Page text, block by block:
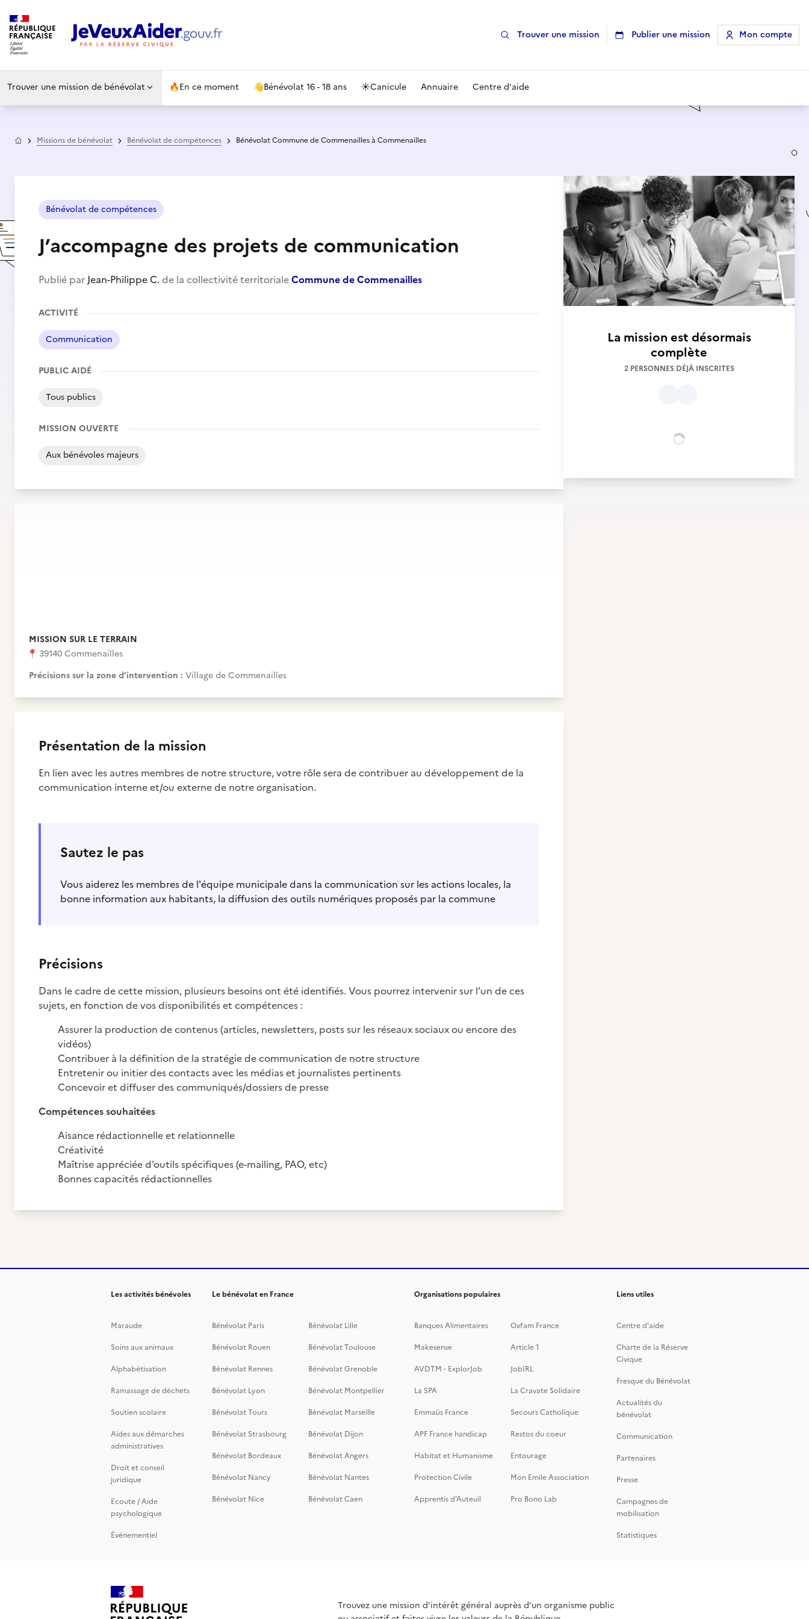
Trouver une mission Publier une mission Mon compte
Trouver une mission de bénévolat 🔥En ce moment 👋Bénévolat 16 - 18 ans ☀️Canicule Annuaire Centre d'aide
AccueilMissions de bénévolat Bénévolat de compétences Bénévolat Commune de Commenailles à Commenailles
Bénévolat de compétences
J’accompagne des projets de communication
Publié par Jean-Philippe C. de la collectivité territorialeCommune de Commenailles
ACTIVITÉ
Communication
PUBLIC AIDÉ
Tous publics
MISSION OUVERTE
Aux bénévoles majeurs
MISSION SUR LE TERRAIN
📍 39140 Commenailles
Précisions sur la zone d’intervention : Village de Commenailles
Présentation de la mission
En lien avec les autres membres de notre structure, votre rôle sera de contribuer au développement de la
communication interne et/ou externe de notre organisation.
Sautez le pas
Vous aiderez les membres de l'équipe municipale dans la communication sur les actions locales, la
bonne information aux habitants, la diffusion des outils numériques proposés par la commune
Précisions
Dans le cadre de cette mission, plusieurs besoins ont été identifiés. Vous pourrez intervenir sur l’un de ces
sujets, en fonction de vos disponibilités et compétences :
Assurer la production de contenus (articles, newsletters, posts sur les réseaux sociaux ou encore des
vidéos)
Contribuer à la définition de la stratégie de communication de notre structure
Entretenir ou initier des contacts avec les médias et journalistes pertinents
Concevoir et diffuser des communiqués/dossiers de presse
Compétences souhaitées
Aisance rédactionnelle et relationnelle
Créativité
Maîtrise appréciée d’outils spécifiques (e-mailing, PAO, etc)
Bonnes capacités rédactionnelles
La mission est désormais
complète
2 PERSONNES DÉJÀ INSCRITES
Les activités bénévoles
Maraude
Soins aux animaux
Alphabétisation
Ramassage de déchets
Soutien scolaire
Aides aux démarches
administratives
Droit et conseil
juridique
Ecoute / Aide
psychologique
Événementiel
Le bénévolat en France
Bénévolat Paris
Bénévolat Lille
Bénévolat Rouen
Bénévolat Toulouse
Bénévolat Rennes
Bénévolat Grenoble
Bénévolat Lyon
Bénévolat Montpellier
Bénévolat Tours
Bénévolat Marseille
Bénévolat Strasbourg
Bénévolat Dijon
Bénévolat Bordeaux
Bénévolat Angers
Bénévolat Nancy
Bénévolat Nantes
Bénévolat Nice
Bénévolat Caen
Organisations populaires
Banques Alimentaires
Oxfam France
Makesense
Article 1
AVDTM - ExplorJob
JobIRL
La SPA
La Cravate Solidaire
Emmaüs France
Secours Catholique
APF France handicap
Restos du coeur
Habitat et Humanisme
Entourage
Protection Civile
Mon Emile Association
Apprentis d’Auteuil
Pro Bono Lab
Liens utiles
Centre d'aide
Charte de la Réserve
Civique
Fresque du Bénévolat
Actualités du
bénévolat
Communication
Partenaires
Presse
Campagnes de
mobilisation
Statistiques
Trouvez une mission d'intérêt général auprès d’un organisme public